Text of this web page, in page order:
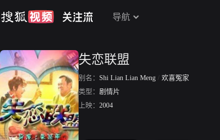
导航
失恋联盟
别名： Shi Lian Lian Meng / 欢喜冤家
类型： 剧情片
上映： 2004